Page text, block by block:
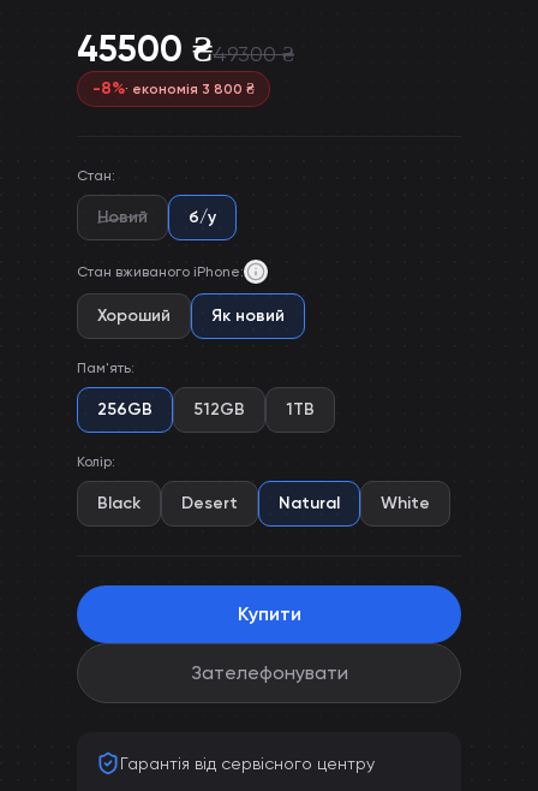
45500 ₴49300₴
-8%· економія 3 800 ₴
Стан:
Новий б/у
Стан вживаного iPhone:
Хороший Як новий
Пам'ять:
256GB 512GB 1TB
Колір:
Black Desert Natural White
Купити
Зателефонувати
Гарантія від сервісного центру